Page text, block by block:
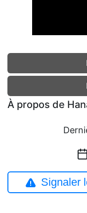
À propos de
Signaler